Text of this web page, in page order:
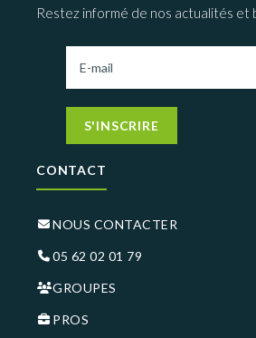
Restez informé de nos actualités et
S'INSCRIRE
CONTACT
NOUS CONTACTER
05 62 02 01 79
GROUPES
PROS